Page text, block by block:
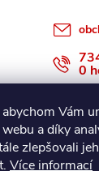
Vám
a díky
zlepšovali
Více informací
0